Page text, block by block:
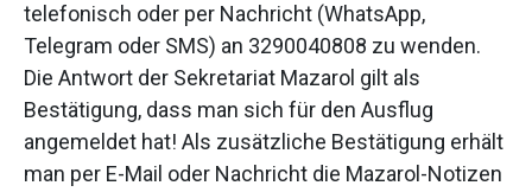
telefonisch oder per Nachricht (WhatsApp,
Telegram oder SMS) an 3290040808 zu wenden.
Die Antwort der Sekretariat Mazarol gilt als
Bestätigung, dass man sich für den Ausflug
angemeldet hat! Als zusätzliche Bestätigung erhält
man per E-Mail oder Nachricht die Mazarol-Notizen